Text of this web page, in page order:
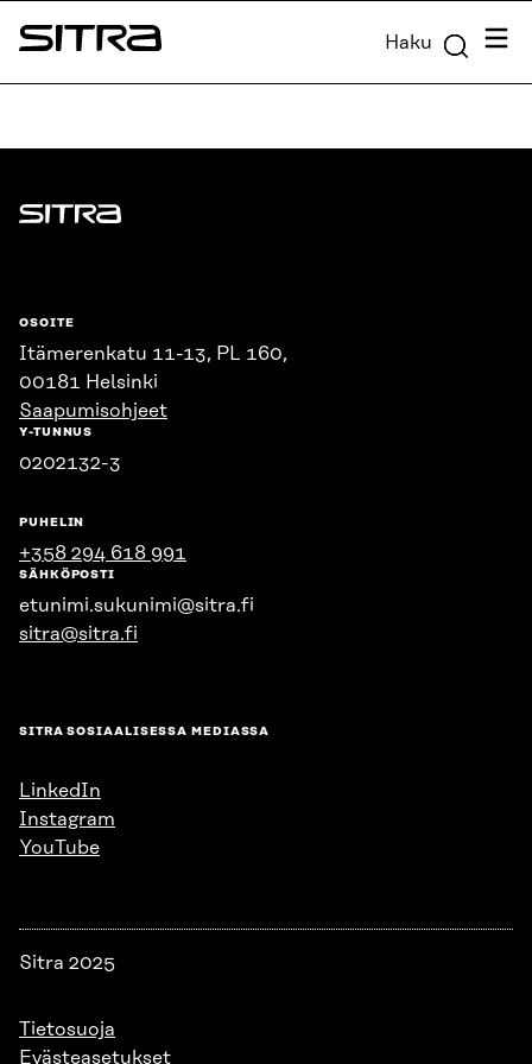
Siirry
suoraan
Sitra Haku
Sitra
OSOITE
Itämerenkatu 11-13, PL 160,
00181 Helsinki
Saapumisohjeet
Y-TUNNUS
0202132-3
PUHELIN
+358 294 618 991
SÄHKÖPOSTI
etunimi.sukunimi@sitra.fi
sitra@sitra.fi
SITRA SOSIAALISESSA MEDIASSA
LinkedIn
Instagram
YouTube
Sitra 2025
Tietosuoja
Evästeasetukset